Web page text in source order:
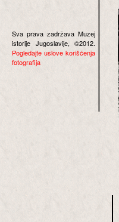
Sva prava zadržava Muzej
istorije Jugoslavije, ©2012.
Pogledajte uslove korišćenja
fotografija